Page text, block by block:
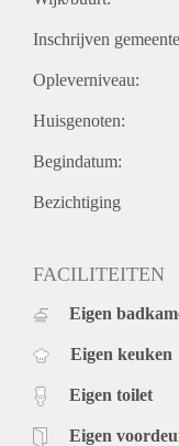
Inschrijven
Opleverniveau:
Huisgenoten:
Begindatum:
Bezichtiging
FACILITEITEN
Eigen
Eigen keuken
Eigen toilet
Eigen